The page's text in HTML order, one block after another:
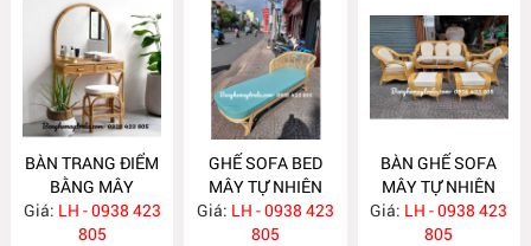
BÀN TRANG ĐIỂM
BẰNG MÂY
MA635
Giá: LH - 0938 423
805
GHẾ SOFA BED
MÂY TỰ NHIÊN
MA625
Giá: LH - 0938 423
805
BÀN GHẾ SOFA
MÂY TỰ NHIÊN
PHÒNG KHÁCH
MA624
Giá: LH - 0938 423
805